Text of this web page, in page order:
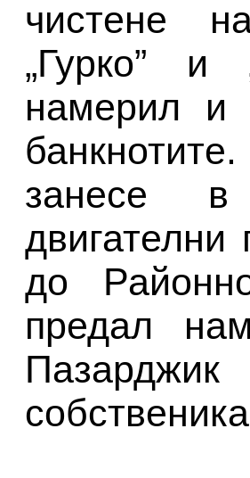
чистене
„Гурко” и
намерил и
занесе
до
предал